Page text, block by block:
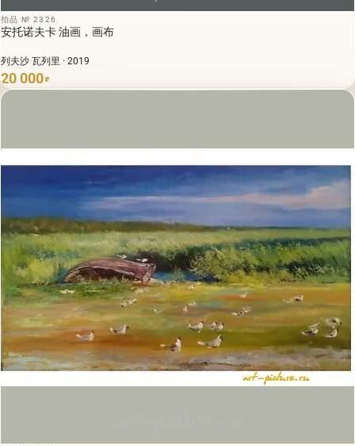
拍品 № 2326
安托诺夫卡 油画，画布
列夫沙 瓦列里 · 2019
20 000 ₽